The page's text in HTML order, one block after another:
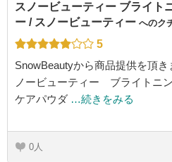
スノービューティー ブライト
ー / スノービューティー へのク
5
SnowBeautyから商品提供を頂き
ノービューティー ブライトニ
ケアパウダ …続きをみる
0